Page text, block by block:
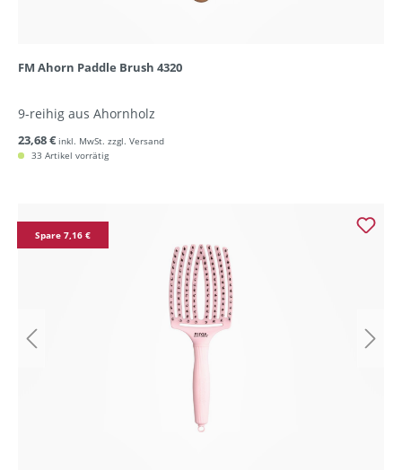
FM Ahorn Paddle Brush 4320
9-reihig aus Ahornholz
23,68 € inkl. MwSt. zzgl. Versand
33 Artikel vorrätig
Spare 7,16 €